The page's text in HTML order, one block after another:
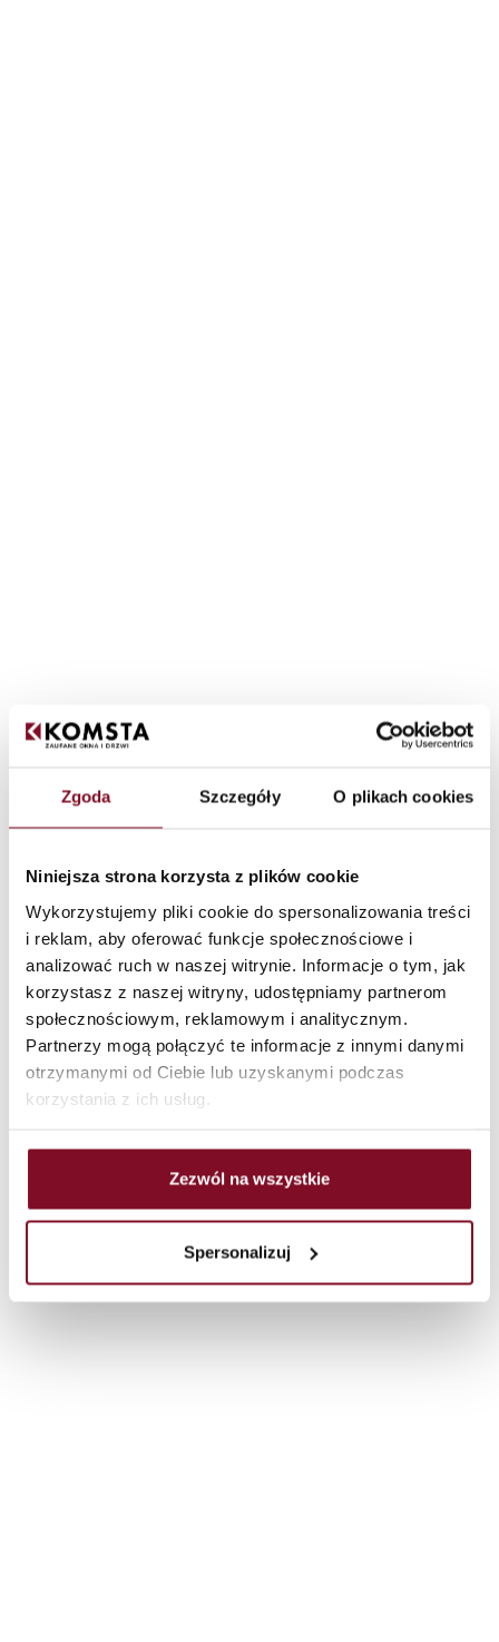
Zgoda Szczegóły O plikach cookies
Niniejsza strona korzysta z plików cookie
Wykorzystujemy pliki cookie do spersonalizowania treści
i reklam, aby oferować funkcje społecznościowe i
analizować ruch w naszej witrynie. Informacje o tym, jak
korzystasz z naszej witryny, udostępniamy partnerom
społecznościowym, reklamowym i analitycznym.
Partnerzy mogą połączyć te informacje z innymi danymi
otrzymanymi od Ciebie lub uzyskanymi podczas
korzystania z ich usług.
Zezwól na wszystkie
Spersonalizuj
Strona główna / Akcesoria / Szyby
Produttore di vetri
isolanti